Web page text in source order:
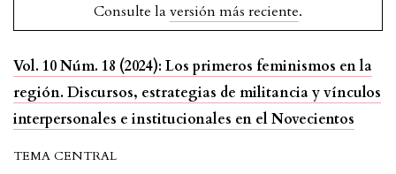
Consulte la versión más reciente.
Vol. 10 Núm. 18 (2024): Los primeros feminismos en la
región. Discursos, estrategias de militancia y vínculos
interpersonales e institucionales en el Novecientos
TEMA CENTRAL